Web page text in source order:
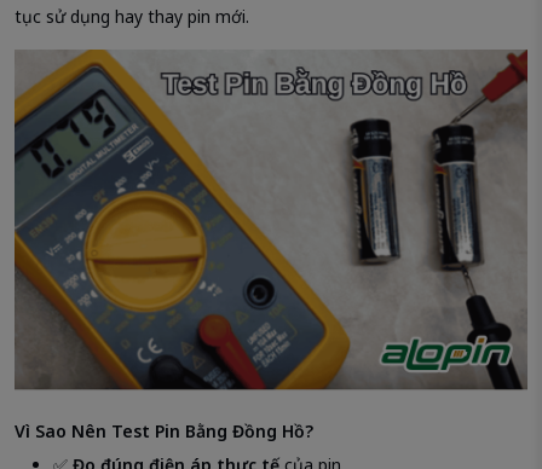
tục sử dụng hay thay pin mới.
Vì Sao Nên Test Pin Bằng Đồng Hồ?
✅ Đo đúng điện áp thực tế của pin